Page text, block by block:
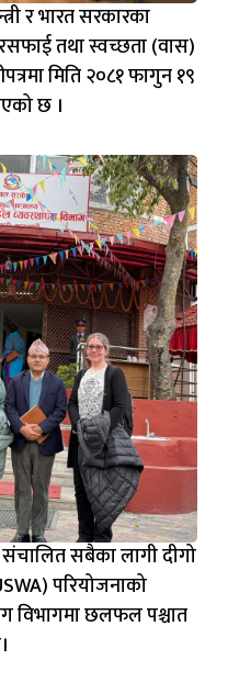
र भारत सरकारका
तथा स्वच्छता (वास)
मिति २०८१ फागुन १९
छ ।
सबैका लागी दीगो
परियोजनाको
विभागमा छलफल पश्चात